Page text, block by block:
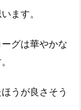
ます。
グは華やかな
うが良さそう